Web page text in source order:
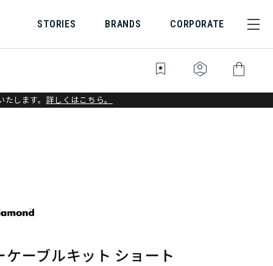
STORIES BRANDS CORPORATE
bookmark_star identity_platform shopping_bag
します。 詳しくはこちら。
ケーブルキット ショート